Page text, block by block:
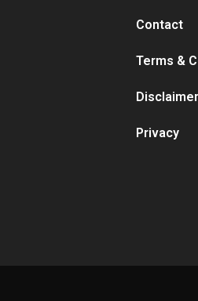
Contact
Terms &
Disclaimer
Privacy